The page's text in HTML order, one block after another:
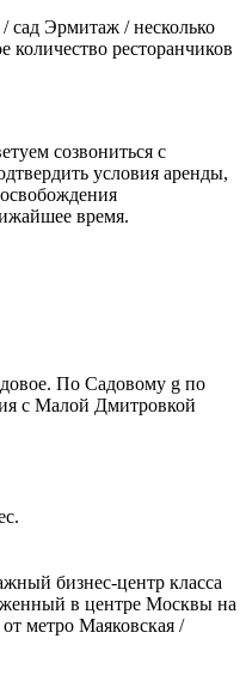
сад Эрмитаж / несколько
ресторанчиков
созвониться с
условия аренды,
время.
По Садовому g по
с Малой Дмитровкой
бизнес-центр класса
в центре Москвы на
метро Маяковская /